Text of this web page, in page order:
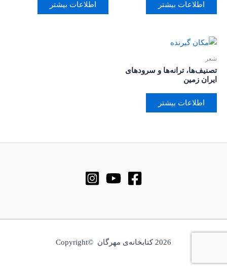
اطلاعات بیشتر اطلاعات بیشتر
شعر
تصنیف‌ها، ترانه‌ها و سرودهای
ایران زمین
اطلاعات بیشتر
2026 کتابخانه‌ی مهرگان ©Copyright